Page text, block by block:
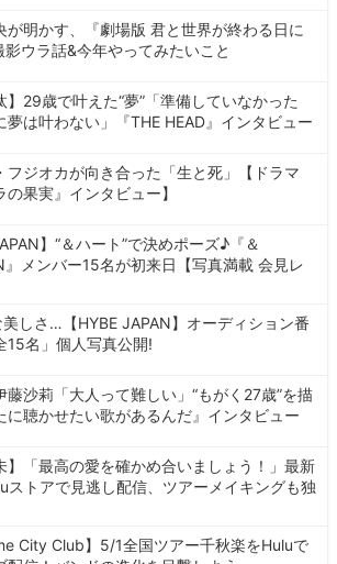
が明かす、『劇場版 君と世界が終わる日に
影ウラ話&今年やってみたいこと
】29歳で叶えた“夢”「準備していなかった
夢は叶わない」『THE HEAD』インタビュー
フジオカが向き合った「生と死」【ドラマ
の果実』インタビュー】
】“＆ハート”で決めポーズ♪『＆
』メンバー15名が初来日【写真満載 会見レ
美しさ…【HYBE JAPAN】オーディション番
15名」個人写真公開!
藤沙莉「大人って難しい」“もがく27歳”を描
に聴かせたい歌があるんだ』インタビュー
】「最高の愛を確かめ合いましょう！」最新
ストアで見逃し配信、ツアーメイキングも独
City Club】5/1全国ツアー千秋楽をHuluで